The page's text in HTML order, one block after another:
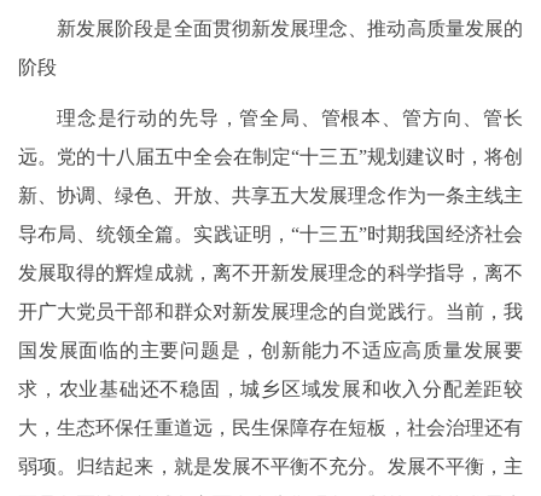
新发展阶段是全面贯彻新发展理念、推动高质量发展的
阶段
理念是行动的先导，管全局、管根本、管方向、管长
远。党的十八届五中全会在制定“十三五”规划建议时，将创
新、协调、绿色、开放、共享五大发展理念作为一条主线主
导布局、统领全篇。实践证明，“十三五”时期我国经济社会
发展取得的辉煌成就，离不开新发展理念的科学指导，离不
开广大党员干部和群众对新发展理念的自觉践行。当前，我
国发展面临的主要问题是，创新能力不适应高质量发展要
求，农业基础还不稳固，城乡区域发展和收入分配差距较
大，生态环保任重道远，民生保障存在短板，社会治理还有
弱项。归结起来，就是发展不平衡不充分。发展不平衡，主